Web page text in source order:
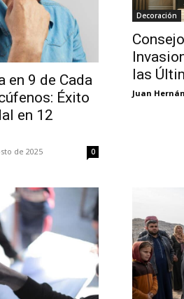
en 9 de Cada
Éxito
en 12
de 2025 0
Decoración
las
Juan